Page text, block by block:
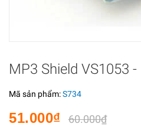
MP3 Shield VS1053
Mã sản phẩm:S734
51.000₫ 60.000₫